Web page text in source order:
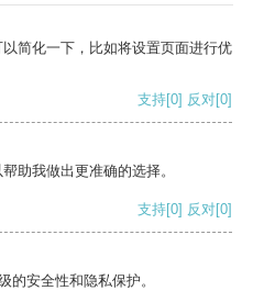
简化一下，比如将设置页面进行优
支持[0] 反对[0]
助我做出更准确的选择。
支持[0] 反对[0]
的安全性和隐私保护。